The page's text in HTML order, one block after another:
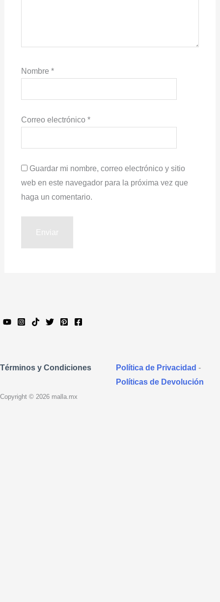
Nombre *
Correo electrónico *
Guardar mi nombre, correo electrónico y sitio
web en este navegador para la próxima vez que
haga un comentario.
Términos y Condiciones Política de Privacidad -
Políticas de Devolución
Copyright © 2026 malla.mx